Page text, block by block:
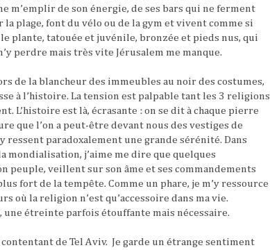
m’emplir de son énergie, de ses bars qui ne ferment
la plage, font du vélo ou de la gym et vivent comme si
plante, tatouée et juvénile, bronzée et pieds nus, qui
perdre mais très vite Jérusalem me manque.
de la blancheur des immeubles au noir des costumes,
à l’histoire. La tension est palpable tant les 3 religions
L’histoire est là, écrasante : on se dit à chaque pierre
que l’on a peut-être devant nous des vestiges de
ressent paradoxalement une grande sérénité. Dans
mondialisation, j’aime me dire que quelques
veillent sur son âme et ses commandements
fort de la tempête. Comme un phare, je m’y ressource
où la religion n’est qu’accessoire dans ma vie.
une étreinte parfois étouffante mais nécessaire.
contentant de Tel Aviv. Je garde un étrange sentiment